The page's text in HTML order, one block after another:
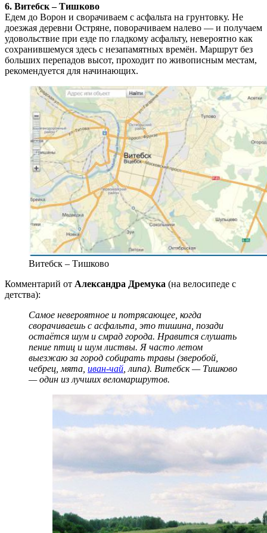
6. Витебск – Тишково
Едем до Ворон и сворачиваем с асфальта на грунтовку. Не
доезжая деревни Остряне, поворачиваем налево — и получаем
удовольствие при езде по гладкому асфальту, невероятно как
сохранившемуся здесь с незапамятных времён. Маршрут без
больших перепадов высот, проходит по живописным местам,
рекомендуется для начинающих.
Витебск – Тишково
Комментарий от Александра Дремука (на велосипеде с
детства):
Самое невероятное и потрясающее, когда
сворачиваешь с асфальта, это тишина, позади
остаётся шум и смрад города. Нравится слушать
пение птиц и шум листвы. Я часто летом
выезжаю за город собирать травы (зверобой,
чебрец, мята, иван-чай , липа). Витебск — Тишково
— один из лучших веломаршрутов.